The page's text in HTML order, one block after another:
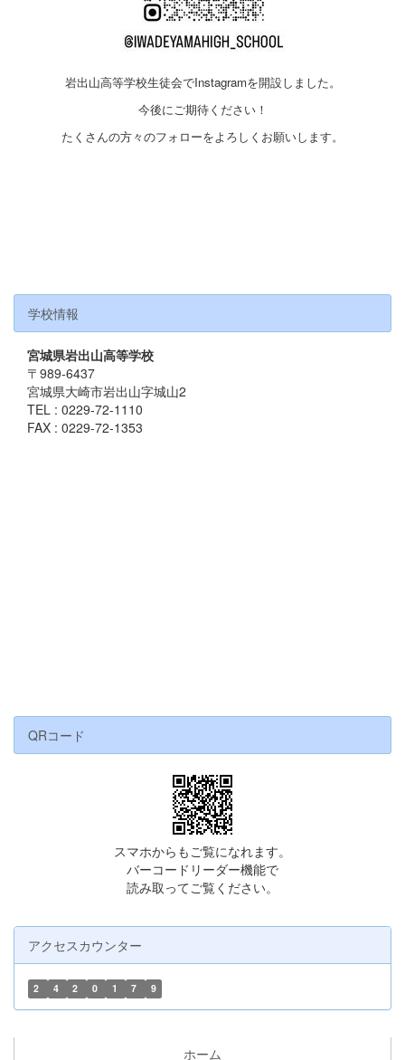
岩出山高等学校生徒会でInstagramを開設しました。
今後にご期待ください！
たくさんの方々のフォローをよろしくお願いします。
学校情報
宮城県岩出山高等学校
〒989-6437
宮城県大崎市岩出山字城山2
TEL : 0229-72-1110
FAX : 0229-72-1353
QRコード
スマホからもご覧になれます。
バーコードリーダー機能で
読み取ってご覧ください。
アクセスカウンター
2 4 2 0 1 7 9
ホーム